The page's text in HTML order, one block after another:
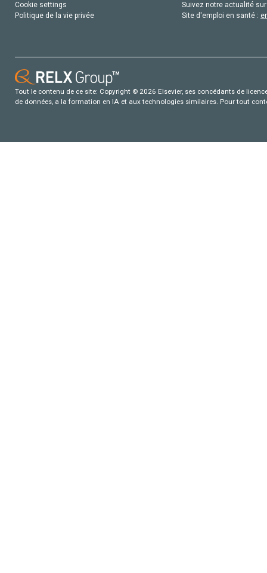
Cookie settings
Politique de la vie privée
Suivez notre actualité
Site d'emploi en santé :
Tout le contenu de ce site: Copyright © 2026 Elsevier, ses concédants de
de données, a la formation en IA et aux technologies similaires. Pour tout